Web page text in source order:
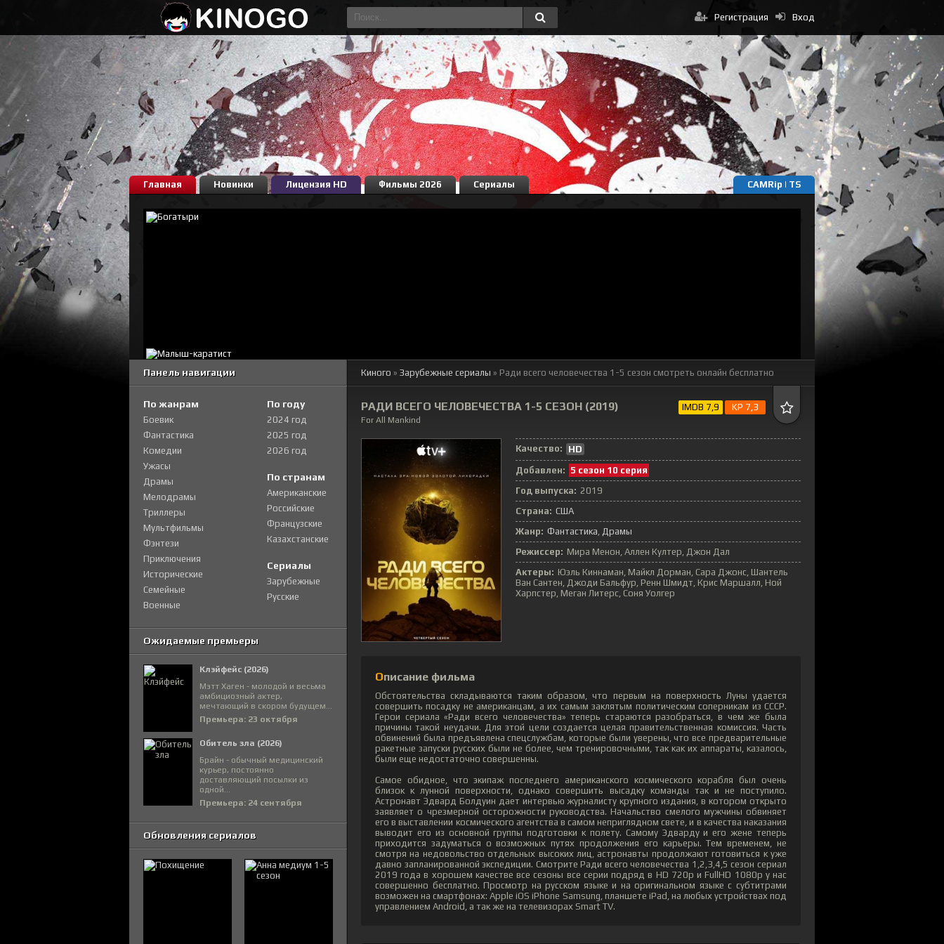
Вход
Регистрация
Главная Новинки Лицензия HD Фильмы 2026 Сериалы CAMRip | TS
Киного » Зарубежные сериалы » Ради всего человечества 1-5 сезон смотреть онлайн бесплатно
РАДИ ВСЕГО ЧЕЛОВЕЧЕСТВА 1-5 СЕЗОН (2019)
For All Mankind
IMDB 7,9 KP 7,3
Качество:
HD
Добавлен: 5 сезон 10 серия
Год выпуска: 2019
Страна: США
Жанр: Фантастика Драмы
Режиссер: Мира Менон, Аллен Култер, Джон Дал
Актеры: Юэль Киннаман, Майкл Дорман, Сара Джонс, Шантель
Ван Сантен, Джоди Бальфур, Ренн Шмидт, Крис Маршалл, Ной
Харпстер, Меган Литерс, Соня Уолгер
Описание фильма
Обстоятельства складываются таким образом, что первым на поверхность Луны удается
совершить посадку не американцам, а их самым заклятым политическим соперникам из СССР.
Герои сериала «Ради всего человечества» теперь стараются разобраться, в чем же была
причины такой неудачи. Для этой цели создается целая правительственная комиссия. Часть
обвинений была предъявлена спецслужбам, которые были уверены, что все предварительные
ракетные запуски русских были не более, чем тренировочными, так как их аппараты, казалось,
были еще недостаточно совершенны.
Самое обидное, что экипаж последнего американского космического корабля был очень
близок к лунной поверхности, однако совершить высадку команды так и не поступило.
Астронавт Эдвард Болдуин дает интервью журналисту крупного издания, в котором открыто
заявляет о чрезмерной осторожности руководства. Начальство смелого мужчины обвиняет
его в выставлении космического агентства в самом неприглядном свете, и в качества наказания
выводит его из основной группы подготовки к полету. Самому Эдварду и его жене теперь
приходится задуматься о возможных путях продолжения его карьеры. Тем временем, не
смотря на недовольство отдельных высоких лиц, астронавты продолжают готовиться к уже
давно запланированной экспедиции. Смотрите Ради всего человечества 1,2,3,4,5 сезон сериал
2019 года в хорошем качестве все сезоны все серии подряд в HD 720p и FullHD 1080p у нас
совершенно бесплатно. Просмотр на русском языке и на оригинальном языке с субтитрами
возможен на смартфонах: Apple iOS iPhone Samsung, планшете iPad, на любых устройствах под
управлением Android, а так же на телевизорах Smart TV.
Панель навигации
По жанрам
Боевик
Фантастика
Комедии
Ужасы
Драмы
Мелодрамы
Триллеры
Мультфильмы
Фэнтези
Приключения
Исторические
Семейные
Военные
По году
2024 год
2025 год
2026 год
По странам
Американские
Российские
Французские
Казахстанские
Сериалы
Зарубежные
Русские
Ожидаемые премьеры
Клэйфейс (2026)
Мэтт Хаген - молодой и весьма
амбициозный актер,
мечтающий в скором будущем...
Премьера: 23 октября
Обитель зла (2026)
Брайн - обычный медицинский
курьер, постоянно
доставляющий посылки из
одной...
Премьера: 24 сентября
Обновления сериалов